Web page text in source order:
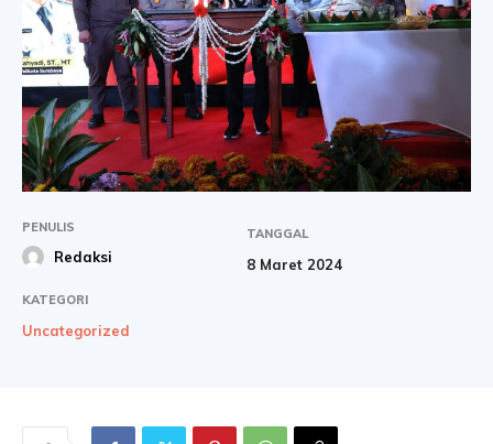
PENULIS
Redaksi
TANGGAL
8 Maret 2024
KATEGORI
Uncategorized